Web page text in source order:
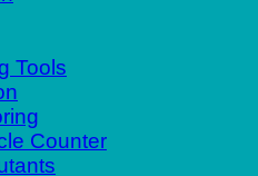
Tools
Counter